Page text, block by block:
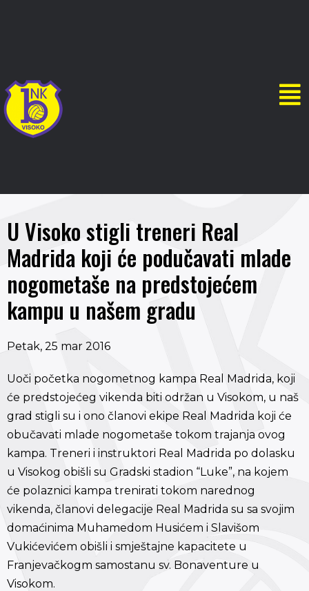
U Visoko stigli treneri Real
Madrida koji će podučavati mlade
nogometaše na predstojećem
kampu u našem gradu
Petak, 25 mar 2016
Uoči početka nogometnog kampa Real Madrida, koji
će predstojećeg vikenda biti održan u Visokom, u naš
grad stigli su i ono članovi ekipe Real Madrida koji će
obučavati mlade nogometaše tokom trajanja ovog
kampa. Treneri i instruktori Real Madrida po dolasku
u Visokog obišli su Gradski stadion “Luke”, na kojem
će polaznici kampa trenirati tokom narednog
vikenda, članovi delegacije Real Madrida su sa svojim
domaćinima Muhamedom Husićem i Slavišom
Vukićevićem obišli i smještajne kapacitete u
Franjevačkogm samostanu sv. Bonaventure u
Visokom.